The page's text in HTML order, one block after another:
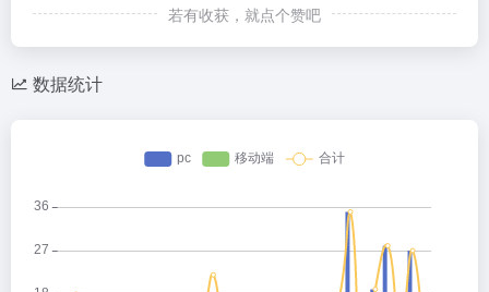
若有收获，就点个赞吧
数据统计